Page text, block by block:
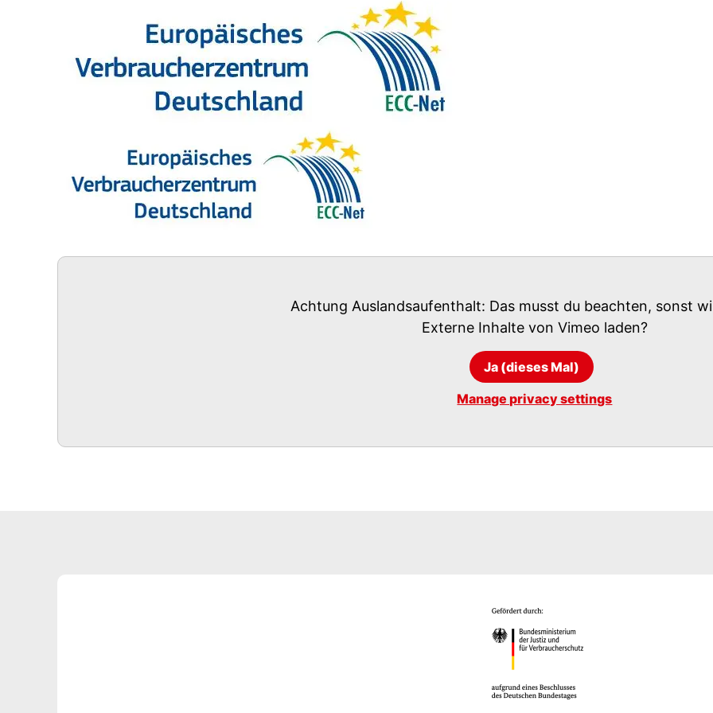
Achtung Auslandsaufenthalt: Das musst du beachten, sonst
Externe Inhalte von Vimeo laden?
Ja (dieses Mal)
Manage privacy settings